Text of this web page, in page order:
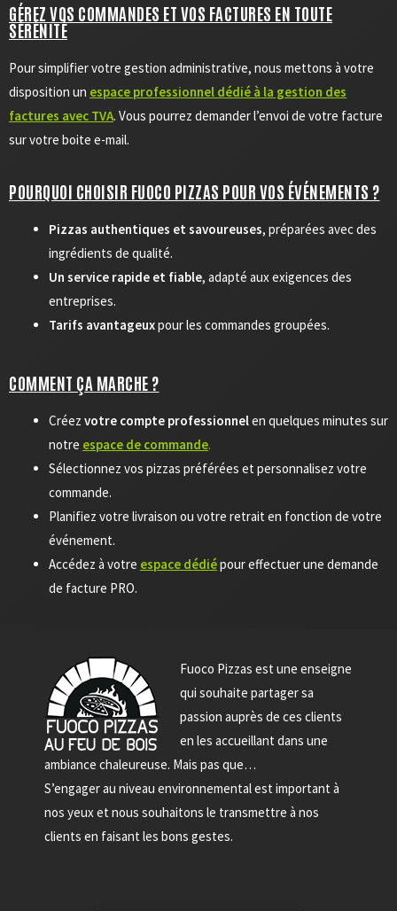
GÉREZ VOS COMMANDES ET VOS FACTURES EN TOUTE
SÉRÉNITÉ
Pour simplifier votre gestion administrative, nous mettons à votre
disposition un espace professionnel dédié à la gestion des
factures avec TVA. Vous pourrez demander l’envoi de votre facture
sur votre boite e-mail.
POURQUOI CHOISIR FUOCO PIZZAS POUR VOS ÉVÉNEMENTS ?
Pizzas authentiques et savoureuses, préparées avec des
ingrédients de qualité.
Un service rapide et fiable, adapté aux exigences des
entreprises.
Tarifs avantageuxpour les commandes groupées.
COMMENT ÇA MARCHE ?
Créez votre compte professionnelen quelques minutes sur
notre espace de commande.
Sélectionnez vos pizzas préférées et personnalisez votre
commande.
Planifiez votre livraison ou votre retrait en fonction de votre
événement.
Accédez à votre espace dédiépour effectuer une demande
de facture PRO.
Fuoco Pizzas est une enseigne
qui souhaite partager sa
passion auprès de ces clients
en les accueillant dans une
ambiance chaleureuse. Mais pas que…
S’engager au niveau environnemental est important à
nos yeux et nous souhaitons le transmettre à nos
clients en faisant les bons gestes.